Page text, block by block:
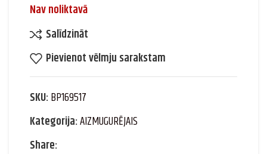
Nav noliktavā
Salīdzināt
Pievienot vēlmju sarakstam
SKU:BP169517
Kategorija:AIZMUGURĒJAIS
Share: